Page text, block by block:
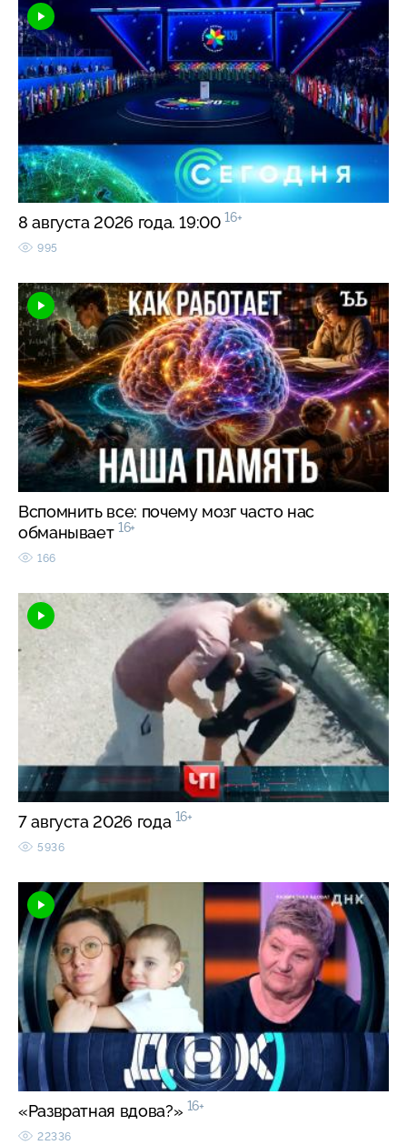
8 августа 2026 года. 19:00 16+
995
Вспомнить все: почему мозг часто нас
обманывает 16+
166
7 августа 2026 года 16+
5936
«Развратная вдова?» 16+
22336